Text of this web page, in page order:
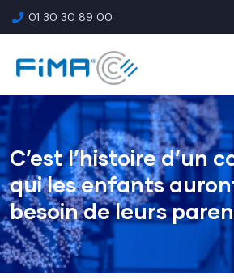
01 30 30 89 00
C’est l’histoire d’un
qui les enfants
besoin de leurs